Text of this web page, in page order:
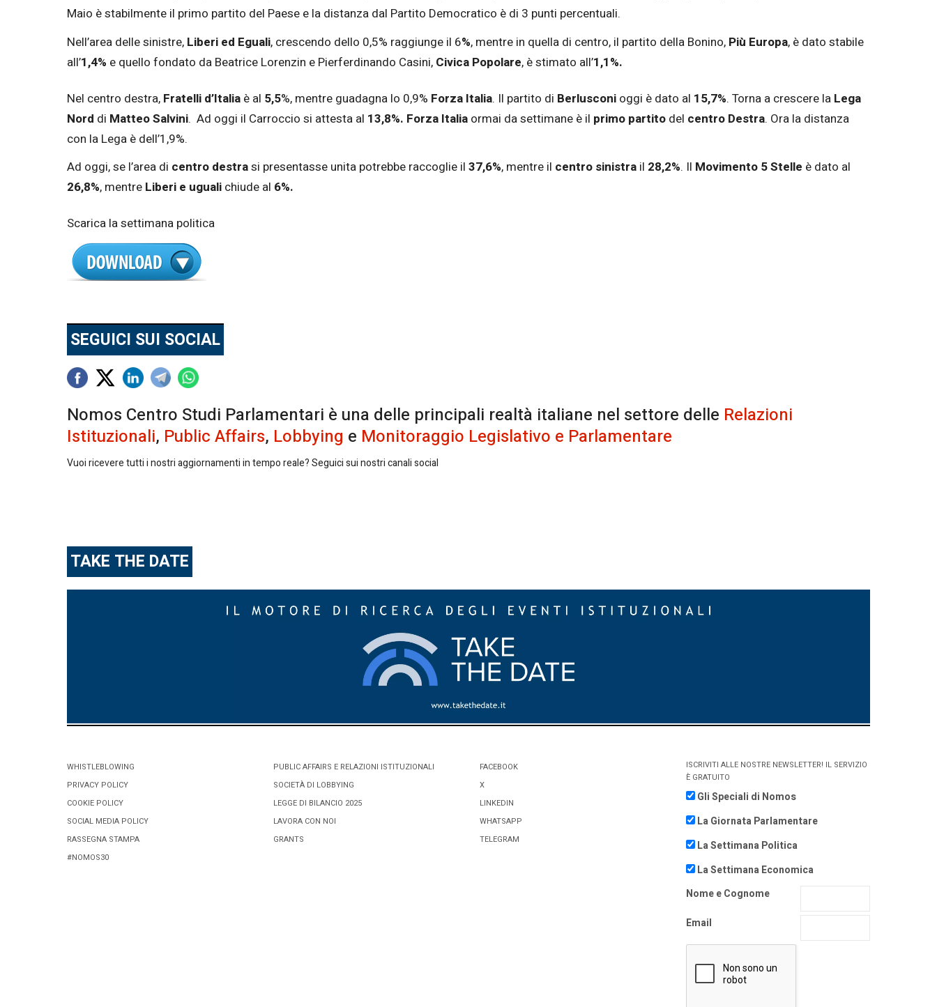
Maio è stabilmente il primo partito del Paese e la distanza dal Partito Democratico è di 3 punti percentuali.
Nell’area delle sinistre, Liberi ed Eguali, crescendo dello 0,5% raggiunge il 6%, mentre in quella di centro, il partito della Bonino, Più Europa, è dato stabile
all’1,4% e quello fondato da Beatrice Lorenzin e Pierferdinando Casini, Civica Popolare, è stimato all’1,1%.
Nel centro destra, Fratelli d’Italia è al 5,5%, mentre guadagna lo 0,9% Forza Italia. Il partito di Berlusconi oggi è dato al 15,7%. Torna a crescere la Lega
Nord di Matteo Salvini. Ad oggi il Carroccio si attesta al 13,8%. Forza Italia ormai da settimane è il primo partito del centro Destra. Ora la distanza
con la Lega è dell’1,9%.
Ad oggi, se l’area di centro destrasi presentasse unita potrebbe raccoglie il 37,6%, mentre il centro sinistra il 28,2%. Il Movimento 5 Stelle è dato al
26,8%, mentre Liberi e uguali chiude al 6%.
Scarica la settimana politica
SEGUICI SUI SOCIAL
Nomos Centro Studi Parlamentari è una delle principali realtà italiane nel settore delle Relazioni
Istituzionali, Public Affairs, Lobbying e Monitoraggio Legislativo e Parlamentare
Vuoi ricevere tutti i nostri aggiornamenti in tempo reale? Seguici sui nostri canali social
TAKE THE DATE
WHISTLEBLOWING
PRIVACY POLICY
COOKIE POLICY
SOCIAL MEDIA POLICY
RASSEGNA STAMPA
#NOMOS30
PUBLIC AFFAIRS E RELAZIONI ISTITUZIONALI
SOCIETÀ DI LOBBYING
LEGGE DI BILANCIO 2025
LAVORA CON NOI
GRANTS
FACEBOOK
X
LINKEDIN
WHATSAPP
TELEGRAM
ISCRIVITI ALLE NOSTRE NEWSLETTER! IL SERVIZIO
È GRATUITO
Gli Speciali di Nomos
La Giornata Parlamentare
La Settimana Politica
La Settimana Economica
Nome e Cognome
Email